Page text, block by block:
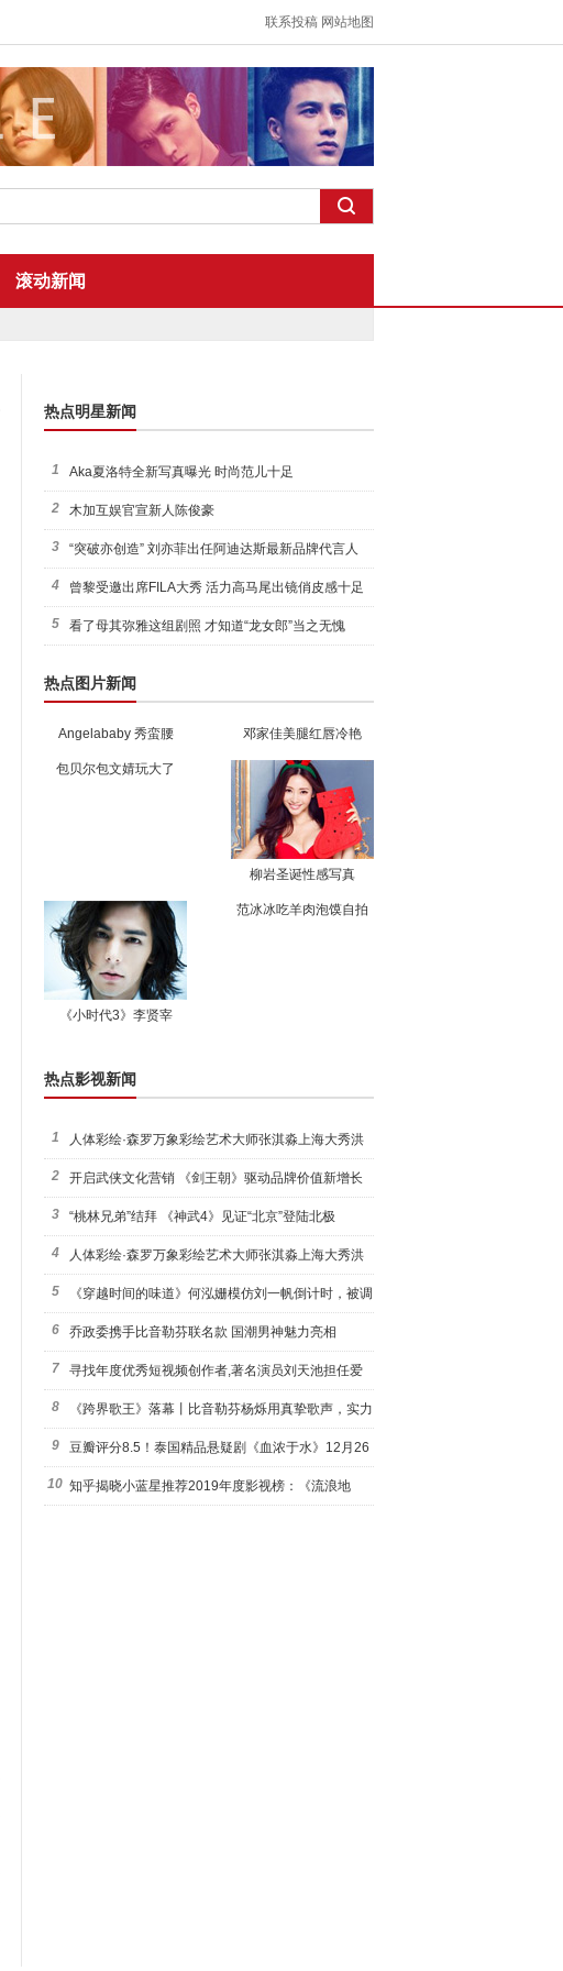
联系投稿 网站地图
滚动新闻
热点明星新闻
1 Aka夏洛特全新写真曝光 时尚范儿十足
2 木加互娱官宣新人陈俊豪
3 “突破亦创造” 刘亦菲出任阿迪达斯最新品牌代言人
引爆
4 曾黎受邀出席FILA大秀 活力高马尾出镜俏皮感十足
5 看了母其弥雅这组剧照 才知道“龙女郎”当之无愧
热点图片新闻
Angelababy 秀蛮腰 邓家佳美腿红唇冷艳
包贝尔包文婧玩大了
柳岩圣诞性感写真
《小时代3》李贤宰
范冰冰吃羊肉泡馍自拍
热点影视新闻
1 人体彩绘·森罗万象彩绘艺术大师张淇淼上海大秀洪
荒宇宙
2 开启武侠文化营销 《剑王朝》驱动品牌价值新增长
3 “桃林兄弟”结拜 《神武4》见证“北京”登陆北极
4 人体彩绘·森罗万象彩绘艺术大师张淇淼上海大秀洪
荒宇宙
5 《穿越时间的味道》何泓姗模仿刘一帆倒计时，被调
侃“学人
6 乔政委携手比音勒芬联名款 国潮男神魅力亮相
7 寻找年度优秀短视频创作者,著名演员刘天池担任爱
奇艺号"奇
8 《跨界歌王》落幕丨比音勒芬杨烁用真挚歌声，实力
圈粉!
9 豆瓣评分8.5！泰国精品悬疑剧《血浓于水》12月26
日西瓜视
10 知乎揭晓小蓝星推荐2019年度影视榜：《流浪地